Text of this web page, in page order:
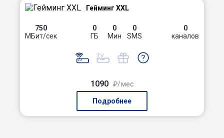
Гейминг XXL
750
МБит/сек
0
ГБ
0
Мин
0
SMS
0
каналов
1090 ₽/мес
Подробнее